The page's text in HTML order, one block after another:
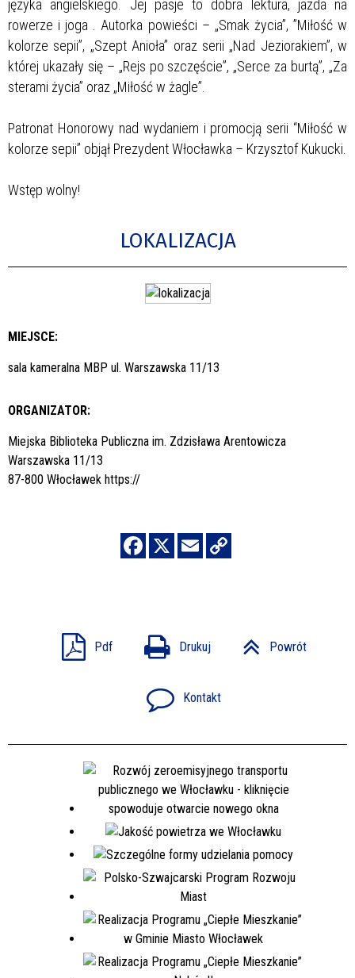
języka angielskiego. Jej pasje to dobra lektura, jazda na
rowerze i joga
. Autorka powieści – „Smak życia”, ”Miłość w
kolorze sepii”, „Szept Anioła” oraz serii „Nad Jeziorakiem”, w
której ukazały się – „Rejs po szczęście”, „Serce za burtą”, „Za
sterami życia” oraz „Miłość w żagle”.
Patronat Honorowy nad wydaniem i promocją serii “Miłość w
kolorze sepii” objął Prezydent Włocławka – Krzysztof Kukucki.
Wstęp wolny!
LOKALIZACJA
MIEJSCE:
sala kameralna MBP ul. Warszawska 11/13
ORGANIZATOR:
Miejska Biblioteka Publiczna im. Zdzisława Arentowicza
Warszawska 11/13
87-800 Włocławek https://
Pdf Drukuj Powrót
Kontakt